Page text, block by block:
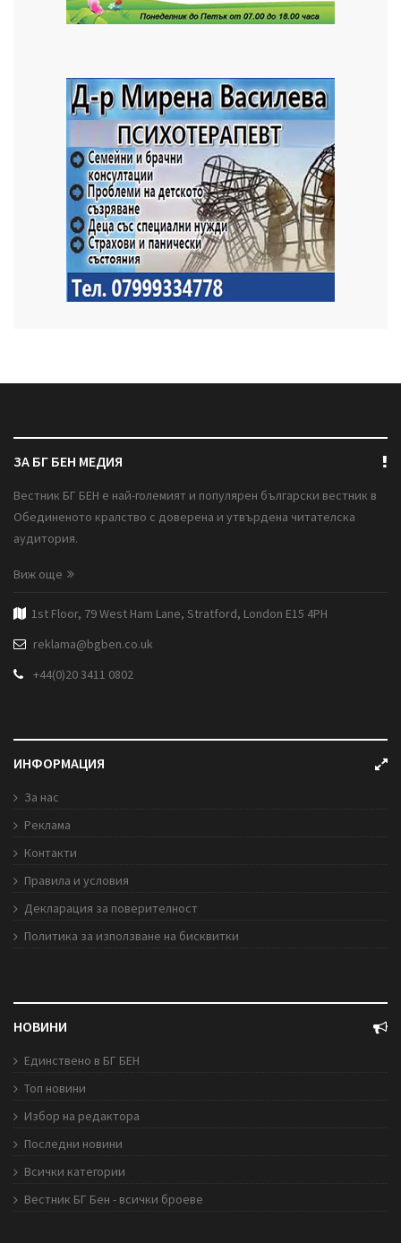
ЗА БГ БЕН МЕДИЯ
Вестник БГ БЕН е най-големият и популярен български вестник в
Обединеното кралство с доверена и утвърдена читателска
аудитория.
Виж още
1st Floor, 79 West Ham Lane, Stratford, London E15 4PH
reklama@bgben.co.uk
+44(0)20 3411 0802
ИНФОРМАЦИЯ
За нас
Реклама
Контакти
Правила и условия
Декларация за поверителност
Политика за използване на бисквитки
НОВИНИ
Единствено в БГ БЕН
Топ новини
Избор на редактора
Последни новини
Всички категории
Вестник БГ Бен - всички броеве